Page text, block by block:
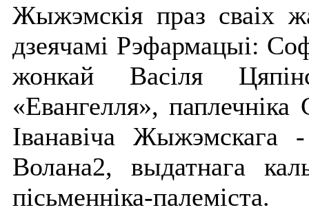
Жыжэмскія праз сваіх
дзеячамі Рэфармацыі:
жонкай Васіля
«Евангелля»,
Іванавіча
Волана2, выдатнага
пісьменніка-палеміста.